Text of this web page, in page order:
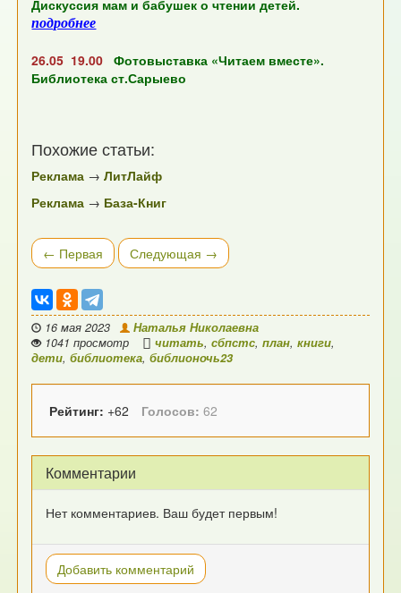
Дискуссия мам и бабушек о чтении детей.
подробнее
26.05 19.00Фотовыставка «Читаем вместе».
Библиотека ст.Сарыево
Похожие статьи:
Реклама →ЛитЛайф
Реклама → База-Книг
← Первая Следующая →
16 мая 2023
Наталья Николаевна
1041 просмотр
читать,сбпстс,план,книги,
дети,библиотека,библионочь23
Рейтинг: +62 Голосов: 62
Комментарии
Нет комментариев. Ваш будет первым!
Добавить комментарий